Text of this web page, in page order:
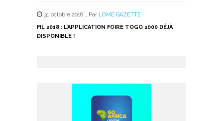
31 octobre 2018 , Par LOME GAZETTE
FIL 2018 : L’APPLICATION FOIRE TOGO 2000 DÉJÀ
DISPONIBLE !